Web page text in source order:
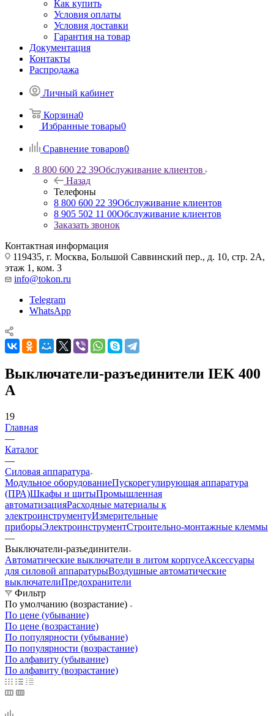
Как купить
Условия оплаты
Условия доставки
Гарантия на товар
Документация
Контакты
Распродажа
Личный кабинет
Корзина0
Избранные товары0
Сравнение товаров0
8 800 600 22 39Обслуживание клиентов
Назад
Телефоны
8 800 600 22 39Обслуживание клиентов
8 905 502 11 00Обслуживание клиентов
Заказать звонок
Контактная информация
119435, г. Москва, Большой Саввинский пер., д. 10, стр. 2А,
этаж 1, ком. 3
info@tokon.ru
Telegram
WhatsApp
Выключатели-разъединители IEK 400
A
19
Главная
—
Каталог
—
Силовая аппаратура
Модульное оборудованиеПускорегулирующая аппаратура
(ПРА)Шкафы и щитыПромышленная
автоматизацияРасходные материалы к
электроинструментуИзмерительные
приборыЭлектроинструментСтроительно-монтажные клеммы
—
Выключатели-разъединители
Автоматические выключатели в литом корпусеАксессуары
для силовой аппаратурыВоздушные автоматические
выключателиПредохранители
Фильтр
По умолчанию (возрастание)
По цене (убывание)
По цене (возрастание)
По популярности (убывание)
По популярности (возрастание)
По алфавиту (убывание)
По алфавиту (возрастание)